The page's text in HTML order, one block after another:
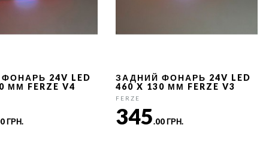
24V LED
ММ FERZE V4
ГРН.
ЗАДНИЙ ФОНАРЬ 24V LED
460 X 130 ММ FERZE V3
FERZE
345.00 ГРН.